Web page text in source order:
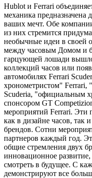
Hublot и Ferrari
механика предназначена
ваших мечт. Обе
из них стремится
необычные идеи в своей
между часовым Домом и
гарцующей лошади
коллекций часов или
автомобилях Ferrari
хронометристом"
Scuderia, "официальным
спонсором GT
мероприятий Ferrari. Эти
как в дизайне часов, так
брендов. Сотни
партнеров каждый год.
общие стремления двух
инновационное развитие,
смотреть в будущее. С
демонстрируют все